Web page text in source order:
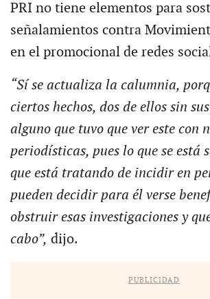
PRI no tiene elementos para
señalamientos contra
en el promocional de redes
“Sí se actualiza la calumnia,
ciertos hechos, dos de ellos sin
alguno que tuvo que ver este con
periodísticas, pues lo que se está
que está tratando de incidir en
pueden decidir para él verse
obstruir esas investigaciones y
cabo”, dijo.
PUBLICIDAD